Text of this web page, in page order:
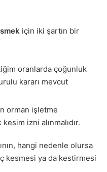
için iki şartın bir
oranlarda çoğunluk
kararı mevcut
orman işletme
izni alınmalıdır.
hangi nedenle olursa
kesmesi ya da kestirmesi